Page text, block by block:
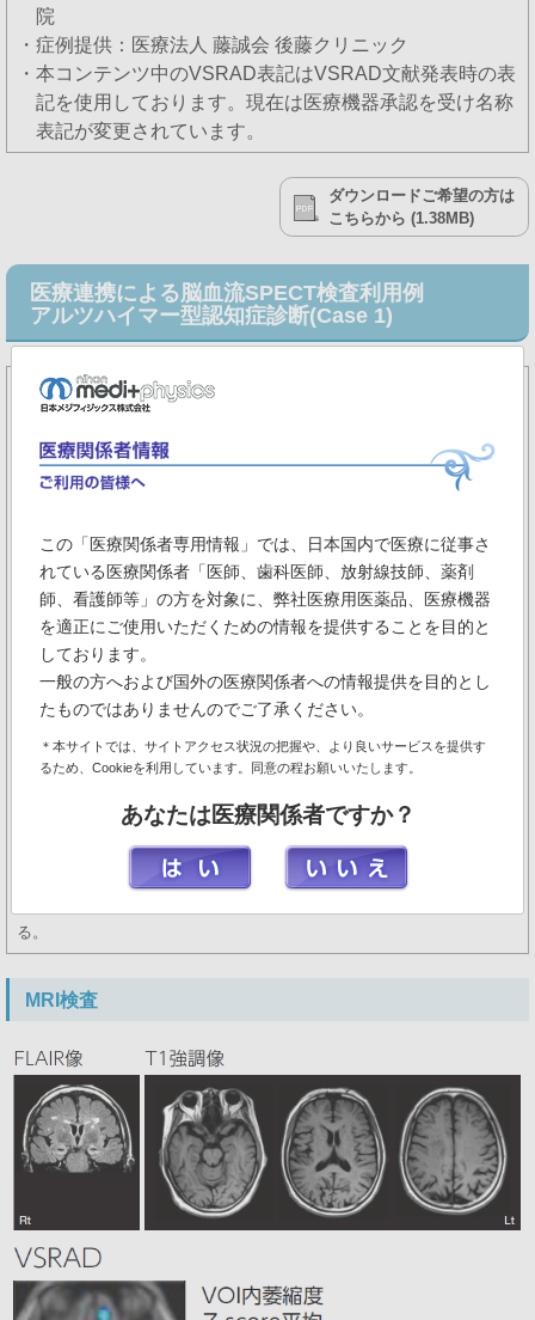
院
・症例提供：医療法人 藤誠会 後藤クリニック
・本コンテンツ中のVSRAD表記はVSRAD文献発表時の表
記を使用しております。現在は医療機器承認を受け名称
表記が変更されています。
ダウンロードご希望の方は
こちらから (1.38MB)
医療連携による脳血流SPECT検査利用例
アルツハイマー型認知症診断(Case 1)
受診の経緯
約1年前から物忘れの自覚。認知症（前頭側頭型認知症）の配偶者の介
護において混乱し、イライラすることがしばしばあり、認知症を心配し
て受診。
別居している息子からの病歴聴取では、1年前と比べると物忘れの進行
があり、物を置いた場所が思い出せないことや、季節に合った服を自分
で選べないことがあった。
MMSE：26/30点（時間の見当識 ­1点 計算課題 ­3点）
HDS-R： 26/30点（時間の見当識 ­1点 5つの物品課題 ­2点 言語の流暢
性 ­1点）
配偶者からの日常生活障害の有無の聞き取りはできないが、物忘れの進
萎縮を認めたこと、脳血流SPECT検査でもアルツハイマー型認知症を
示唆する画像所見を認めたこと等を総合的に判断し、早期のアルツハイ
マー型認知症と診断した。
る。
MRI検査
この「医療関係者専用情報」では、日本国内で医療に従事さ
れている医療関係者「医師、歯科医師、放射線技師、薬剤
師、看護師等」の方を対象に、弊社医療用医薬品、医療機器
を適正にご使用いただくための情報を提供することを目的と
しております。
一般の方へおよび国外の医療関係者への情報提供を目的とし
たものではありませんのでご了承ください。
＊本サイトでは、サイトアクセス状況の把握や、より良いサービスを提供す
るため、Cookieを利用しています。同意の程お願いいたします。
あなたは医療関係者ですか？